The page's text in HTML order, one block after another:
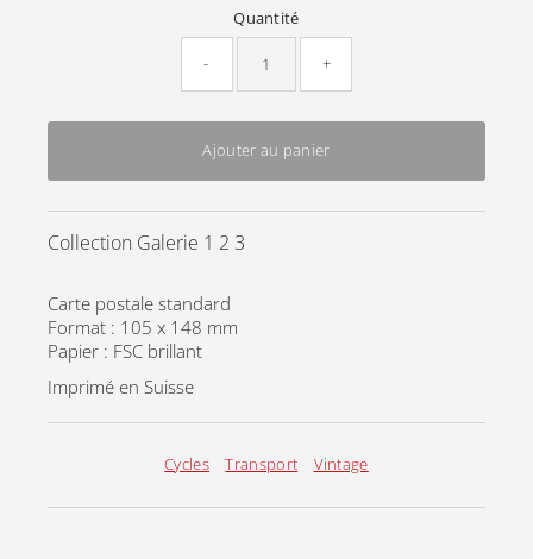
Quantité
- +
Ajouter au panier
Collection Galerie 1 2 3
Carte postale standard
Format : 105 x 148 mm
Papier : FSC brillant
Imprimé en Suisse
Cycles Transport Vintage